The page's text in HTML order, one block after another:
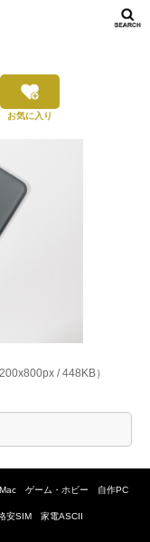
お気に入り
/ 448KB）
ゲーム・ホビー 自作PC
安SIM 家電ASCII